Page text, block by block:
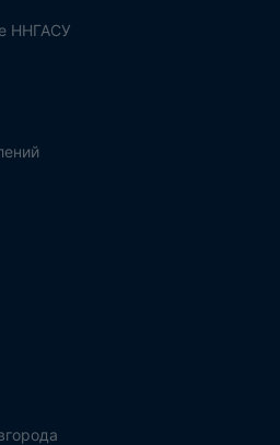
ННГАСУ